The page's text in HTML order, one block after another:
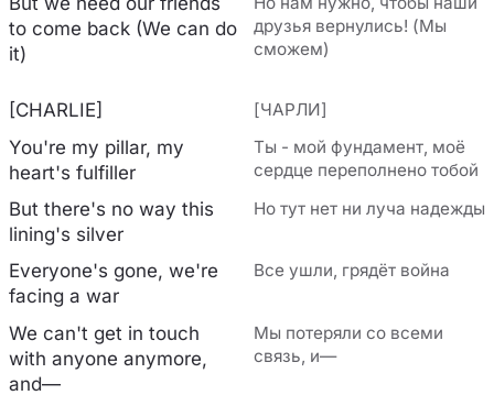
to comе back (We can do
it)
друзья вернулись! (Мы
сможем)
[CHARLIE] [ЧАРЛИ]
You're my pillar, my
heart's fulfiller
Ты - мой фундамент, моё
сердце переполнено тобой
But there's no way this
lining's silver
Но тут нет ни луча надежды
Everyone's gone, we're
facing a war
Все ушли, грядёт война
We can't get in touch
with anyone anymore,
and—
Мы потеряли со всеми
связь, и—